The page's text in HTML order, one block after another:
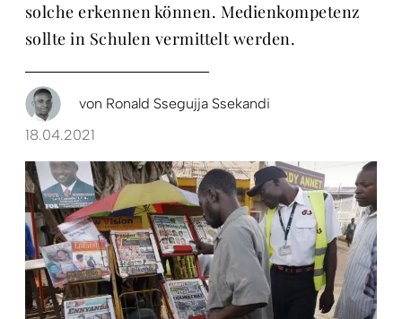
solche erkennen können. Medienkompetenz
sollte in Schulen vermittelt werden.
von Ronald Ssegujja Ssekandi
18.04.2021